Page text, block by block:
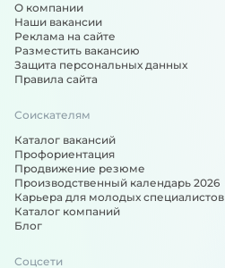
О компании
Наши вакансии
Реклама на сайте
Разместить вакансию
Защита персональных данных
Правила сайта
Соискателям
Каталог вакансий
Профориентация
Продвижение резюме
Производственный календарь 2026
Карьера для молодых специалистов
Каталог компаний
Блог
Соцсети